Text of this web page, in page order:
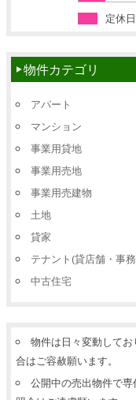
定休日
物件カテゴリ
アパート
マンション
事業用貸地
事業用売地
事業用売建物
土地
貸家
テナント(貸店舗・事
中古住宅
物件は日々変動して
合はご容赦願います。
公開中の売出物件で